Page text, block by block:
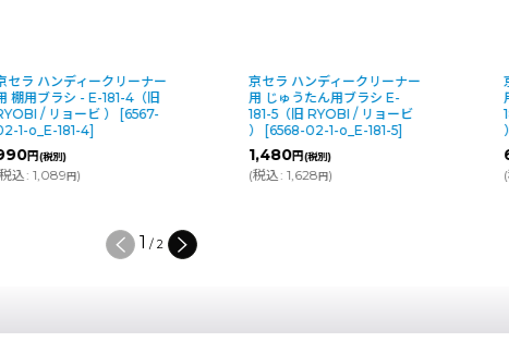
京セラ ハンディークリーナー
用 棚用ブラシ - E-181-4（旧
RYOBI / リョービ ） [6567-
02-1-o_E-181-4
990円(税別)
(税込 : 1,089円
京セラ ハンディークリーナー
用 じゅうたん用ブラシ E-
181-5（旧 RYOBI / リョービ
） [6568-02-1-o_E-181-5
1,480円(税別)
(税込: 1,628円
1 / 2